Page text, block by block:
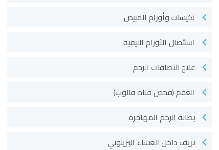
تكيسات وأورام المبيض
استئصال الأورام الليفية
علاج التصاقات الرحم
العقم (فحص قناة فالوب)
بطانة الرحم المهاجرة
نزيف داخل الغشاء البريتوني